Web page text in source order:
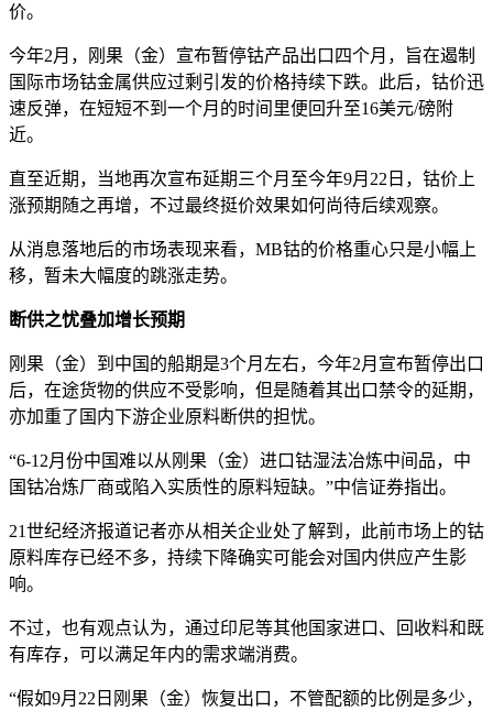
价。
今年2月，刚果（金）宣布暂停钴产品出口四个月，旨在遏制
国际市场钴金属供应过剩引发的价格持续下跌。此后，钴价迅
速反弹，在短短不到一个月的时间里便回升至16美元/磅附
近。
直至近期，当地再次宣布延期三个月至今年9月22日，钴价上
涨预期随之再增，不过最终挺价效果如何尚待后续观察。
从消息落地后的市场表现来看，MB钴的价格重心只是小幅上
移，暂未大幅度的跳涨走势。
断供之忧叠加增长预期
刚果（金）到中国的船期是3个月左右，今年2月宣布暂停出口
后，在途货物的供应不受影响，但是随着其出口禁令的延期，
亦加重了国内下游企业原料断供的担忧。
“6-12月份中国难以从刚果（金）进口钴湿法冶炼中间品，中
国钴冶炼厂商或陷入实质性的原料短缺。”中信证券指出。
21世纪经济报道记者亦从相关企业处了解到，此前市场上的钴
原料库存已经不多，持续下降确实可能会对国内供应产生影
响。
不过，也有观点认为，通过印尼等其他国家进口、回收料和既
有库存，可以满足年内的需求端消费。
“假如9月22日刚果（金）恢复出口，不管配额的比例是多少，